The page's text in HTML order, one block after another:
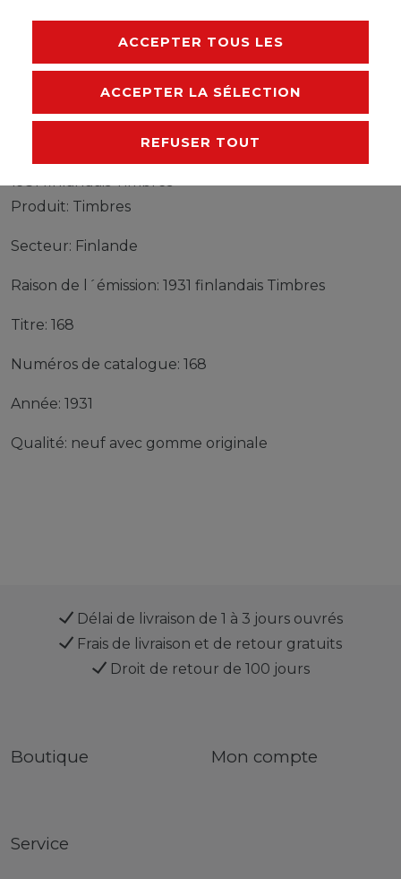
RESPONSABLE DE L'UE
Produit: Timbres
Secteur: Finlande
Raison de l´émission: 1931 finlandais Timbres
Titre: 168
Numéros de catalogue: 168
Année: 1931
Qualité: neuf avec gomme originale
Délai de livraison de 1 à 3 jours ouvrés
Frais de livraison et de retour gratuits
Droit de retour de 100 jours
Boutique Mon compte
Service
ACCEPTER TOUS LES
ACCEPTER LA SÉLECTION
REFUSER TOUT